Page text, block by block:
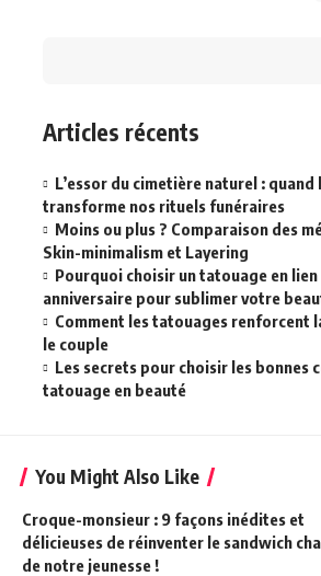
Articles récents
L’essor du cimetière naturel :
transforme nos rituels funéraires
Moins ou plus ? Comparaison des
Skin-minimalism et Layering
Pourquoi choisir un tatouage en lien
anniversaire pour sublimer votre
Comment les tatouages renforcent
le couple
Les secrets pour choisir les bonnes
tatouage en beauté
You Might Also Like
Croque-monsieur : 9 façons inédites et
délicieuses de réinventer le sandwich
de notre jeunesse !